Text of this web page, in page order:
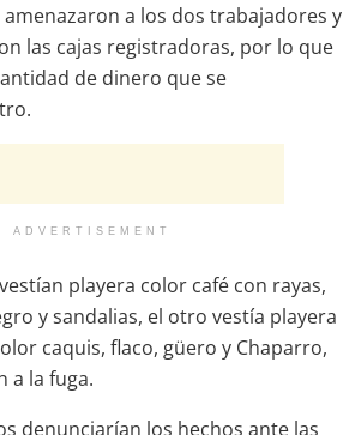
amenazaron a los dos trabajadores y
las cajas registradoras, por lo que
de dinero que se
ADVERTISEMENT
playera color café con rayas,
y sandalias, el otro vestía playera
caquis, flaco, güero y Chaparro,
a la fuga.
denunciarían los hechos ante las